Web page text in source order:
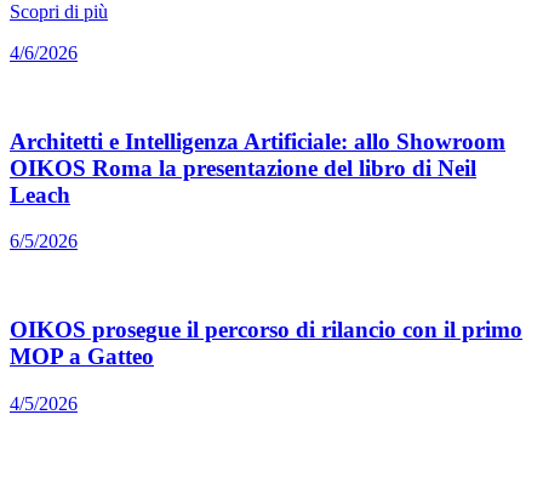
Scopri di più
4/6/2026
Architetti e Intelligenza Artificiale: allo Showroom
OIKOS Roma la presentazione del libro di Neil
Leach
6/5/2026
OIKOS prosegue il percorso di rilancio con il primo
MOP a Gatteo
4/5/2026